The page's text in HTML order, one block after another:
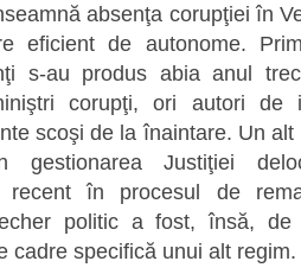
absenţa corupţiei în
eficient de autonome.
s-au produs abia anul
corupţi, ori autori de
scoşi de la înaintare. Un
gestionarea Justiţiei
în procesul de
politic a fost, însă, de
cadre specifică unui alt regim.